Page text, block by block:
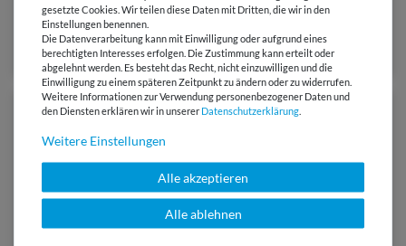
0,5 Meter | 15,40 € / Meter
Baumwoll Musselin Antonia -
Gesteppt Uni Ecru
0,5 Meter | 16,92 € / Meter
Gesteppt Punkte Weiß Gold
gesetzte Cookies. Wir teilen diese Daten mit Dritten, die wir in den
Einstellungen benennen.
Die Datenverarbeitung kann mit Einwilligung oder aufgrund eines
berechtigten Interesses erfolgen. Die Zustimmung kann erteilt oder
abgelehnt werden. Es besteht das Recht, nicht einzuwilligen und die
Einwilligung zu einem späteren Zeitpunkt zu ändern oder zu widerrufen.
Weitere Informationen zur Verwendung personenbezogener Daten und
den Diensten erklären wir in unserer Daten­schutz­erklärung
Weitere Einstellungen
Alle akzeptieren
Alle ablehnen